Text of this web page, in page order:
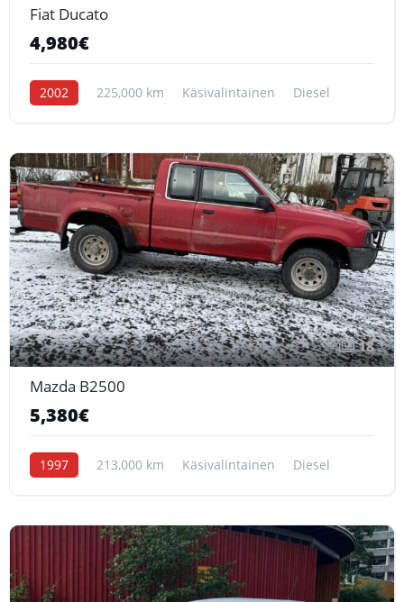
Fiat Ducato
4,980€
2002 225,000 km Käsivalintainen Diesel
18
Mazda B2500
5,380€
1997 213,000 km Käsivalintainen Diesel